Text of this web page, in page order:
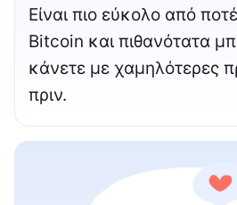
Είναι πιο εύκολο από
Bitcoin και πιθανότατα
κάνετε με χαμηλότερες
πριν.